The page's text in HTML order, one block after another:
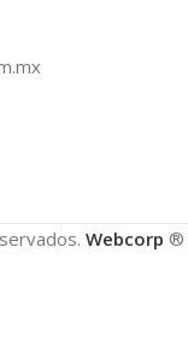
Webcorp ®